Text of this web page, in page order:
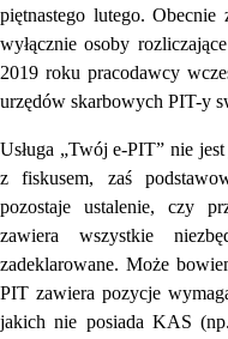
piętnastego lutego.
wyłącznie osoby
2019 roku pracodawcy
urzędów skarbowych PIT-y
Usługa „Twój e-PIT” nie
z fiskusem, zaś
pozostaje ustalenie, czy
zawiera wszystkie
zadeklarowane. Może
PIT zawiera pozycje
jakich nie posiada KAS